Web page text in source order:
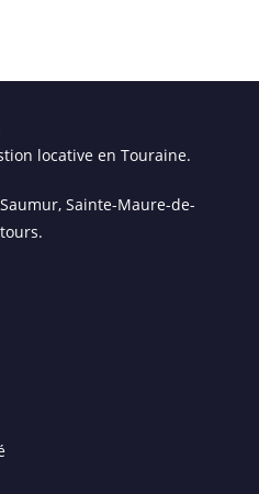
locative en Touraine.
Saumur,Sainte-Maure-de-